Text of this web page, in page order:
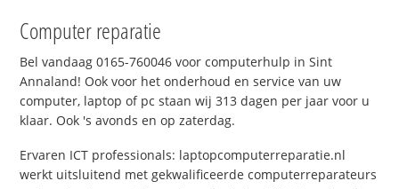
Computer reparatie
Bel vandaag 0165-760046 voor computerhulp in Sint
Annaland! Ook voor het onderhoud en service van uw
computer, laptop of pc staan wij 313 dagen per jaar voor u
klaar. Ook 's avonds en op zaterdag.
Ervaren ICT professionals: laptopcomputerreparatie.nl
werkt uitsluitend met gekwalificeerde computerreparateurs